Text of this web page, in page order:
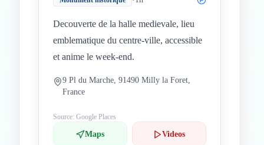
Decouverte de la halle medievale, lieu
emblematique du centre-ville, accessible
et anime le week-end.
9 Pl du Marche, 91490 Milly la Foret,
France
Source: Google Places
Maps Videos